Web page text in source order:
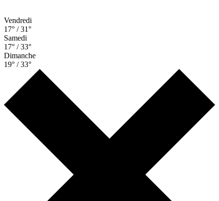
Vendredi
17° / 31°
Samedi
17° / 33°
Dimanche
19° / 33°